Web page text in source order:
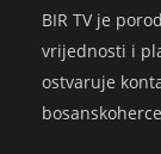
BIR TV je
vrijednosti i
ostvaruje